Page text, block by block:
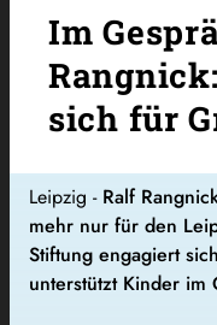
Im
sich für
Leipzig - Ralf
mehr nur für den
Stiftung engagiert
unterstützt Kinder im